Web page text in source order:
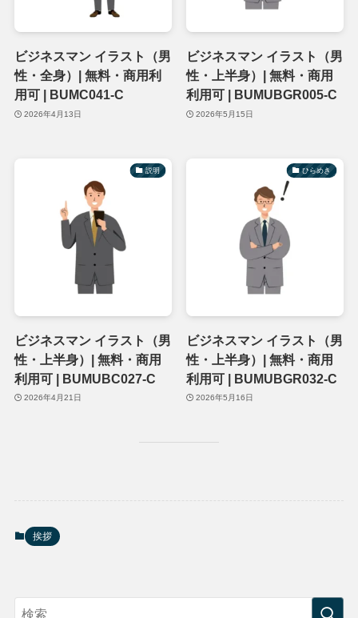
ビジネスマン イラスト（男
性・全身）| 無料・商用利
用可 | BUMC041-C
2026年4月13日
ビジネスマン イラスト（男
性・上半身）| 無料・商用
利用可 | BUMUBGR005-C
2026年5月15日
説明
ビジネスマン イラスト（男
性・上半身）| 無料・商用
利用可 | BUMUBC027-C
2026年4月21日
ひらめき
ビジネスマン イラスト（男
性・上半身）| 無料・商用
利用可 | BUMUBGR032-C
2026年5月16日
挨拶